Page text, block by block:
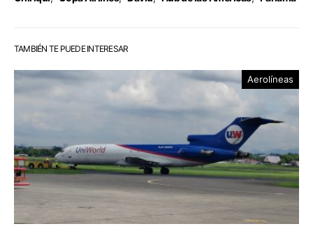
TAMBIÉN TE PUEDE INTERESAR
Aerolíneas